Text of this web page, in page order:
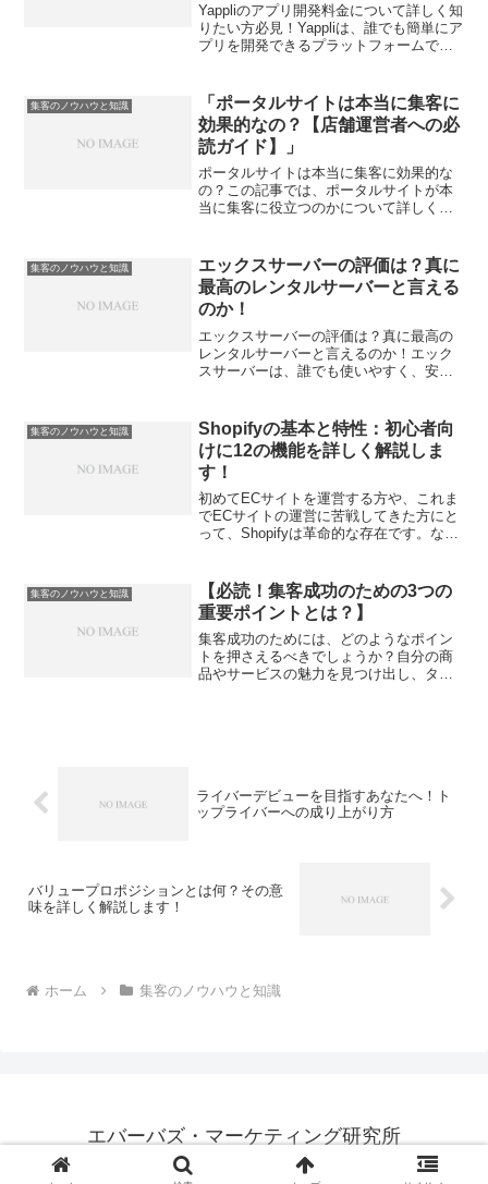
Yappliのアプリ開発料金について詳しく知
りたい方必見！Yappliは、誰でも簡単にア
プリを開発できるプラットフォームで
解説し、他の開発方式と比較したコスト
や...
集客のノウハウと知識
「ポータルサイトは本当に集客に
効果的なの？【店舗運営者への必
読ガイド】」
ポータルサイトは本当に集客に効果的な
の？この記事では、ポータルサイトが本
当に集客に役立つのかについて詳しく解
は何か？理由1：情報配信の一環としての
ポータルサイト理由2：...
集客のノウハウと知識
エックスサーバーの評価は？真に
最高のレンタルサーバーと言える
のか！
エックスサーバーの評価は？真に最高の
レンタルサーバーと言えるのか！エック
スサーバーは、誰でも使いやすく、安定
されています。この記事では、エックス
サーバーの魅力総評や利用...
集客のノウハウと知識
Shopifyの基本と特性：初心者向
けに12の機能を詳しく解説しま
す！
初めてECサイトを運営する方や、これま
でECサイトの運営に苦戦してきた方にと
って、Shopifyは革命的な存在です。なぜ
なく、豊富なアプリケーションが手間な
く利...
集客のノウハウと知識
【必読！集客成功のための3つの
重要ポイントとは？】
集客成功のためには、どのようなポイン
トを押さえるべきでしょうか？自分の商
品やサービスの魅力を見つけ出し、ター
ライバーデビューを目指すあなたへ！ト
ップライバーへの成り上がり方
バリュープロポジションとは何？その意
味を詳しく解説します！
ホーム 集客のノウハウと知識
エバーバズ・マーケティング研究所
© 2023 エバーバズ・マーケティング研究所.